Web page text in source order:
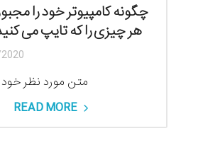
چگونه کامپیوتر خود را
هر چیزی را که تایپ می
متن مورد نظر خود
READ MORE